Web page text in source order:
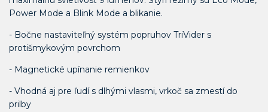
Power Mode a Blink Mode a blikanie.
- Bočne nastaviteľný systém popruhov TriVider s
protišmykovým povrchom
- Magnetické upínanie remienkov
- Vhodná aj pre ľudí s dlhými vlasmi, vrkoč sa zmestí do
prilby